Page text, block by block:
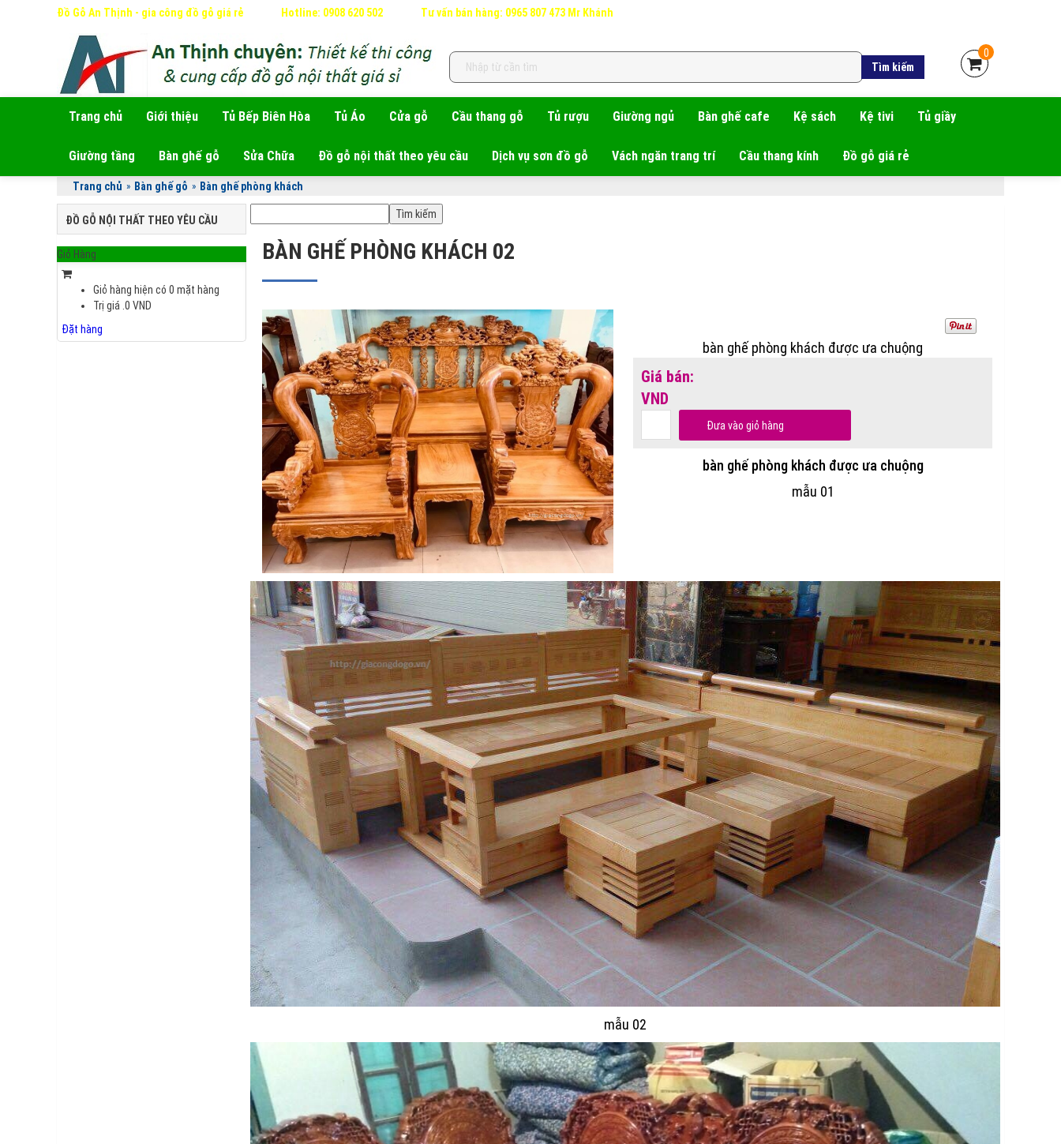
Đồ Gỗ An Thịnh - gia công đồ gỗ giá rẻ Hotline: 0908 620 502 Tư vấn bán hàng: 0965 807 473 Mr Khánh
Trang chủ Giới thiệu Tủ Bếp Biên Hòa Tủ Áo Cửa gỗ Cầu thang gỗ Tủ rượu Giường ngủ Bàn ghế cafe Kệ sách Kệ tivi Tủ giầy
Giường tầng Bàn ghế gỗ Sửa Chữa Đồ gỗ nội thất theo yêu cầu Dịch vụ sơn đồ gỗ
0
Vách ngăn trang trí Cầu thang kính Đồ gỗ giá rẻ
Trang chủ » Bàn ghế gỗ » Bàn ghế phòng khách
ĐỒ GỖ NỘI THẤT THEO YÊU CẦU
Giỏ Hàng
Giỏ hàng hiện có 0 mặt hàng
Trị giá .0 VND
Đặt hàng
BÀN GHẾ PHÒNG KHÁCH 02
bàn ghế phòng khách được ưa chuộng
Giá bán:
VND
Đưa vào giỏ hàng
bàn ghế phòng khách được ưa chuộng
mẫu 01
mẫu 02